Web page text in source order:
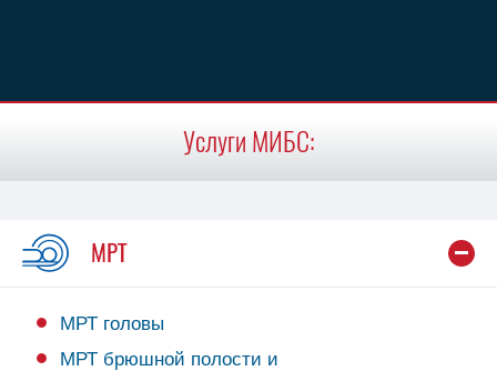
Услуги МИБС:
МРТ
МРТ головы
МРТ брюшной полости и